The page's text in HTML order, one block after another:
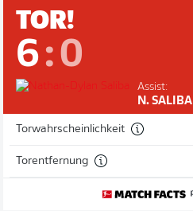
TOR!
6:0
Assist:
N. SALIBA
Torwahrscheinlichkeit
Torentfernung